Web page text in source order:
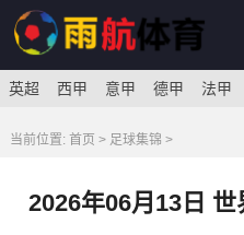
英超 西甲 意甲 德甲 法甲
当前位置: 首页 > 足球集锦 >
2026年06月13日